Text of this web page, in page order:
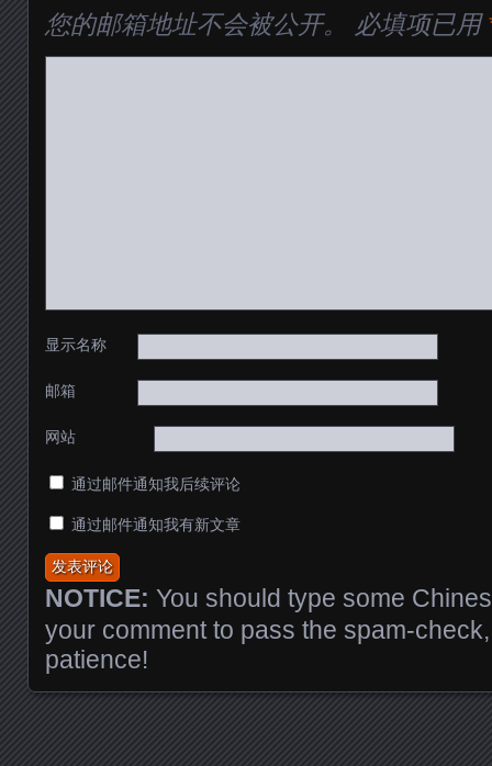
您的邮箱地址不会被公开。 必填项已用
显示名称
邮箱
网站
通过邮件通知我后续评论
通过邮件通知我有新文章
NOTICE: You should type some
your comment to pass the spam-
patience!